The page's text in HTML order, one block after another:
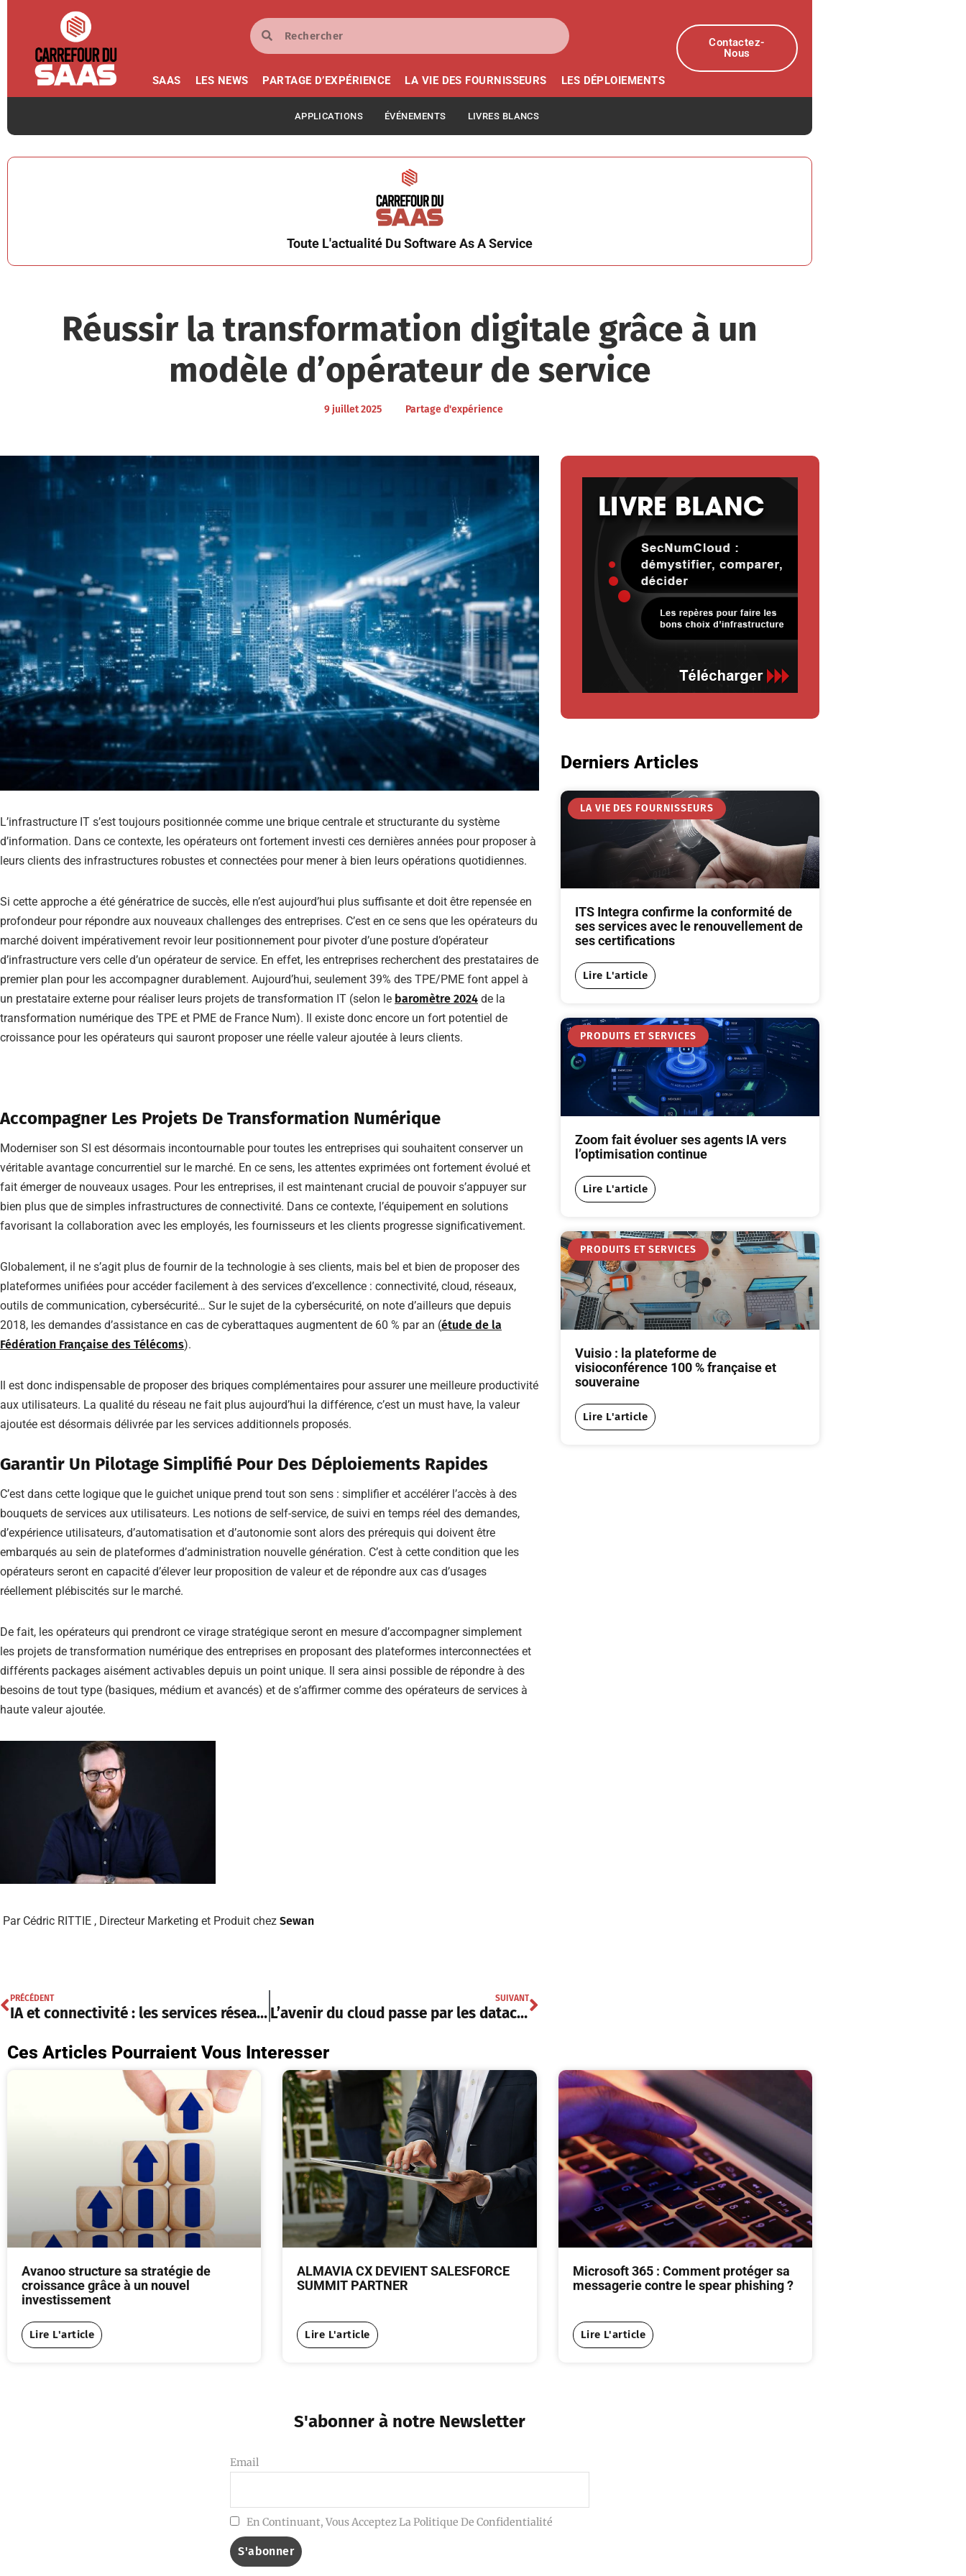
SAAS LES NEWS PARTAGE D’EXPÉRIENCE LA VIE DES FOURNISSEURS LES DÉPLOIEMENTS
Contactez-
Nous
APPLICATIONS ÉVÉNEMENTS LIVRES BLANCS
Toute L'actualité Du Software As A Service
Réussir la transformation digitale grâce à un
modèle d’opérateur de service
9 juillet 2025 Partage d'expérience
L’infrastructure IT s’est toujours positionnée comme une brique centrale et structurante du système
d’information. Dans ce contexte, les opérateurs ont fortement investi ces dernières années pour proposer à
leurs clients des infrastructures robustes et connectées pour mener à bien leurs opérations quotidiennes.
Si cette approche a été génératrice de succès, elle n’est aujourd’hui plus suffisante et doit être repensée en
profondeur pour répondre aux nouveaux challenges des entreprises. C’est en ce sens que les opérateurs du
marché doivent impérativement revoir leur positionnement pour pivoter d’une posture d’opérateur
d’infrastructure vers celle d’un opérateur de service. En effet, les entreprises recherchent des prestataires de
premier plan pour les accompagner durablement. Aujourd’hui, seulement 39% des TPE/PME font appel à
un prestataire externe pour réaliser leurs projets de transformation IT (selon le baromètre 2024 de la
transformation numérique des TPE et PME de France Num). Il existe donc encore un fort potentiel de
croissance pour les opérateurs qui sauront proposer une réelle valeur ajoutée à leurs clients.
Accompagner Les Projets De Transformation Numérique
Moderniser son SI est désormais incontournable pour toutes les entreprises qui souhaitent conserver un
véritable avantage concurrentiel sur le marché. En ce sens, les attentes exprimées ont fortement évolué et
fait émerger de nouveaux usages. Pour les entreprises, il est maintenant crucial de pouvoir s’appuyer sur
bien plus que de simples infrastructures de connectivité. Dans ce contexte, l’équipement en solutions
favorisant la collaboration avec les employés, les fournisseurs et les clients progresse significativement.
Globalement, il ne s’agit plus de fournir de la technologie à ses clients, mais bel et bien de proposer des
plateformes unifiées pour accéder facilement à des services d’excellence : connectivité, cloud, réseaux,
outils de communication, cybersécurité… Sur le sujet de la cybersécurité, on note d’ailleurs que depuis
2018, les demandes d’assistance en cas de cyberattaques augmentent de 60 % par an (étude de la
Fédération Française des Télécoms).
Il est donc indispensable de proposer des briques complémentaires pour assurer une meilleure productivité
aux utilisateurs. La qualité du réseau ne fait plus aujourd’hui la différence, c’est un must have, la valeur
ajoutée est désormais délivrée par les services additionnels proposés.
Garantir Un Pilotage Simplifié Pour Des Déploiements Rapides
C’est dans cette logique que le guichet unique prend tout son sens : simplifier et accélérer l’accès à des
bouquets de services aux utilisateurs. Les notions de self-service, de suivi en temps réel des demandes,
d’expérience utilisateurs, d’automatisation et d’autonomie sont alors des prérequis qui doivent être
embarqués au sein de plateformes d’administration nouvelle génération. C’est à cette condition que les
opérateurs seront en capacité d’élever leur proposition de valeur et de répondre aux cas d’usages
réellement plébiscités sur le marché.
De fait, les opérateurs qui prendront ce virage stratégique seront en mesure d’accompagner simplement
les projets de transformation numérique des entreprises en proposant des plateformes interconnectées et
différents packages aisément activables depuis un point unique. Il sera ainsi possible de répondre à des
besoins de tout type (basiques, médium et avancés) et de s’affirmer comme des opérateurs de services à
haute valeur ajoutée.
Par Cédric RITTIE , Directeur Marketing et Produit chez Sewan
PRÉCÉDENT
IA et connectivité : les services réseau deviennent critiques
SUIVANT
L’avenir du cloud passe par les datacenters de proximité pour les hyperscalers
Derniers Articles
LA VIE DES FOURNISSEURS
ITS Integra confirme la conformité de
ses services avec le renouvellement de
ses certifications
Lire L'article
PRODUITS ET SERVICES
Zoom fait évoluer ses agents IA vers
l’optimisation continue
Lire L'article
PRODUITS ET SERVICES
Vuisio : la plateforme de
visioconférence 100 % française et
souveraine
Lire L'article
Ces Articles Pourraient Vous Interesser
Avanoo structure sa stratégie de
croissance grâce à un nouvel
investissement
Lire L'article
ALMAVIA CX DEVIENT SALESFORCE
SUMMIT PARTNER
Lire L'article
Microsoft 365 : Comment protéger sa
messagerie contre le spear phishing ?
Lire L'article
S'abonner à notre Newsletter
Email
En Continuant, Vous Acceptez La Politique De Confidentialité